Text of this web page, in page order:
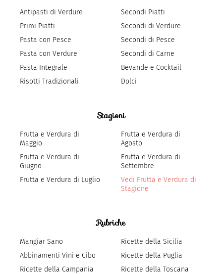
Antipasti di Verdure
Primi Piatti
Pasta con Pesce
Pasta con Verdure
Pasta Integrale
Risotti Tradizionali
Secondi Piatti
Secondi di Verdure
Secondi di Pesce
Secondi di Carne
Bevande e Cocktail
Dolci
Stagioni
Frutta e Verdura di
Maggio
Frutta e Verdura di
Giugno
Frutta e Verdura di Luglio
Frutta e Verdura di
Agosto
Frutta e Verdura di
Settembre
Vedi Frutta e Verdura di
Stagione
Rubriche
Mangiar Sano
Abbinamenti Vini e Cibo
Ricette della Campania
Ricette della Sicilia
Ricette della Puglia
Ricette della Toscana